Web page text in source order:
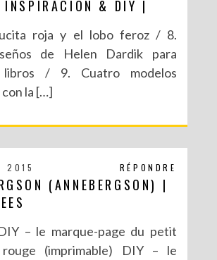
INSPIRACIÓN & DIY |
roja y el lobo feroz / 8.
de Helen Dardik para
libros / 9. Cuatro modelos
la […]
RÉPONDRE
2015
(ANNEBERGSON) |
– le marque-page du petit
rouge (imprimable) DIY – le